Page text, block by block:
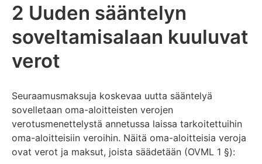
2 Uuden sääntelyn
soveltamisalaan kuuluvat
verot
Seuraamusmaksuja koskevaa uutta sääntelyä
sovelletaan oma-aloitteisten verojen
verotusmenettelystä annetussa laissa tarkoitettuihin
oma-aloitteisiin veroihin. Näitä oma-aloitteisia veroja
ovat verot ja maksut, joista säädetään (OVML 1 §):